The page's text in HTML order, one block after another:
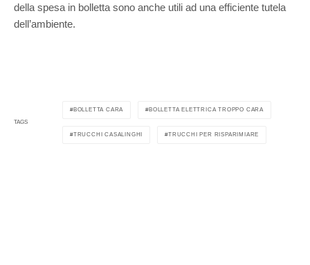
della spesa in bolletta sono anche utili ad una efficiente tutela
dell’ambiente.
TAGS
BOLLETTA CARA BOLLETTA ELETTRICA TROPPO CARA
TRUCCHI CASALINGHI TRUCCHI PER RISPARIMIARE